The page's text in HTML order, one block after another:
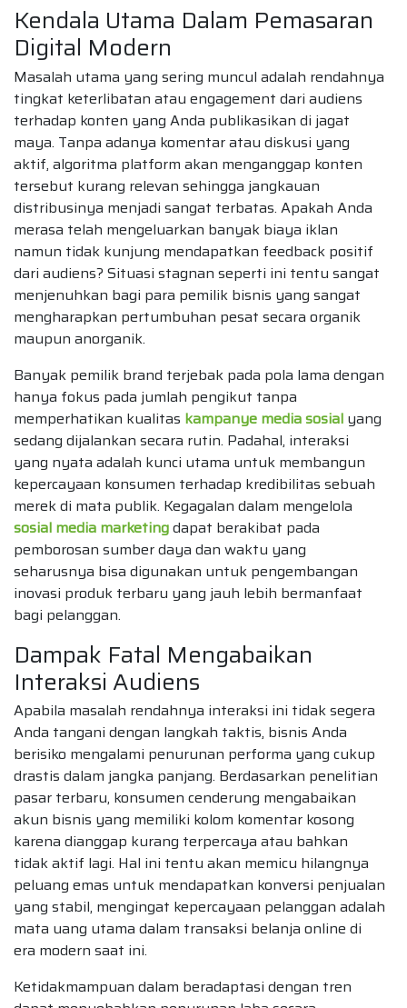
Kendala Utama Dalam Pemasaran
Digital Modern
Masalah utama yang sering muncul adalah rendahnya
tingkat keterlibatan atau engagement dari audiens
terhadap konten yang Anda publikasikan di jagat
maya. Tanpa adanya komentar atau diskusi yang
aktif, algoritma platform akan menganggap konten
tersebut kurang relevan sehingga jangkauan
distribusinya menjadi sangat terbatas. Apakah Anda
merasa telah mengeluarkan banyak biaya iklan
namun tidak kunjung mendapatkan feedback positif
dari audiens? Situasi stagnan seperti ini tentu sangat
menjenuhkan bagi para pemilik bisnis yang sangat
mengharapkan pertumbuhan pesat secara organik
maupun anorganik.
Banyak pemilik brand terjebak pada pola lama dengan
hanya fokus pada jumlah pengikut tanpa
memperhatikan kualitas kampanye media sosial yang
sedang dijalankan secara rutin. Padahal, interaksi
yang nyata adalah kunci utama untuk membangun
kepercayaan konsumen terhadap kredibilitas sebuah
merek di mata publik. Kegagalan dalam mengelola
sosial media marketingdapat berakibat pada
pemborosan sumber daya dan waktu yang
seharusnya bisa digunakan untuk pengembangan
inovasi produk terbaru yang jauh lebih bermanfaat
bagi pelanggan.
Dampak Fatal Mengabaikan
Interaksi Audiens
Apabila masalah rendahnya interaksi ini tidak segera
Anda tangani dengan langkah taktis, bisnis Anda
berisiko mengalami penurunan performa yang cukup
drastis dalam jangka panjang. Berdasarkan penelitian
pasar terbaru, konsumen cenderung mengabaikan
akun bisnis yang memiliki kolom komentar kosong
karena dianggap kurang terpercaya atau bahkan
tidak aktif lagi. Hal ini tentu akan memicu hilangnya
peluang emas untuk mendapatkan konversi penjualan
yang stabil, mengingat kepercayaan pelanggan adalah
mata uang utama dalam transaksi belanja online di
era modern saat ini.
Ketidakmampuan dalam beradaptasi dengan tren